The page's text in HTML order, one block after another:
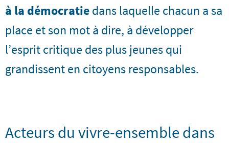
à la démocratiedans laquelle chacun a sa
place et son mot à dire, à développer
l’esprit critique des plus jeunes qui
grandissent en citoyens responsables.
Acteurs du vivre-ensemble dans